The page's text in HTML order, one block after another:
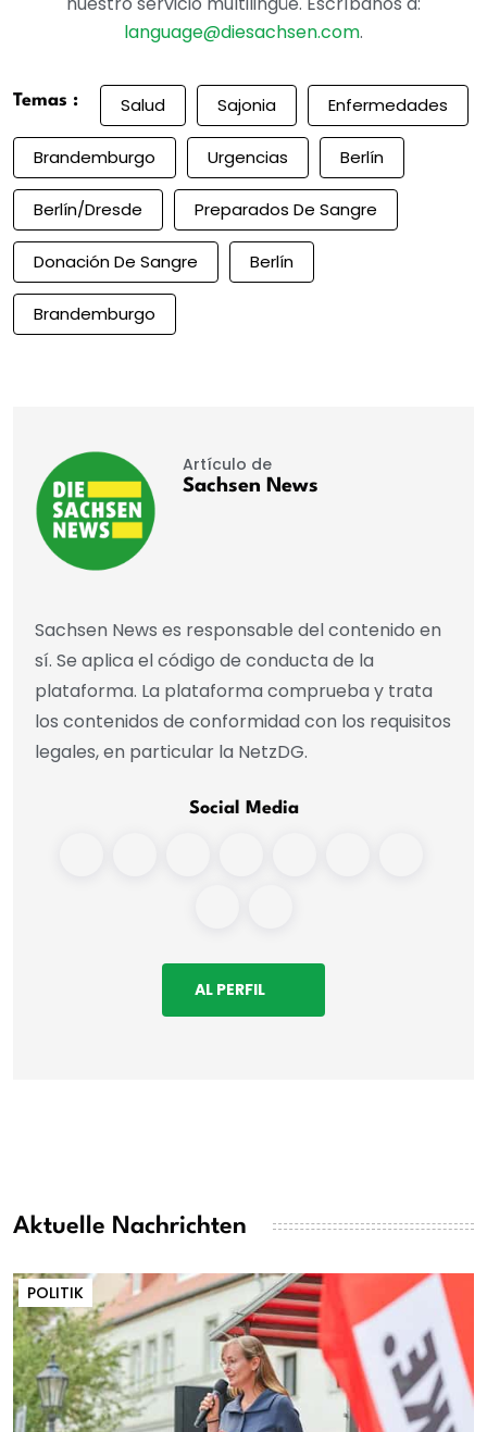
language@diesachsen.com.
Temas : Salud Sajonia Enfermedades
Brandemburgo Urgencias Berlín
Berlín/Dresde Preparados De Sangre
Donación De Sangre Berlín
Brandemburgo
Artículo de
Sachsen News
Sachsen News es responsable del contenido en
sí. Se aplica el código de conducta de la
plataforma. La plataforma comprueba y trata
los contenidos de conformidad con los requisitos
legales, en particular la NetzDG.
Social Media
AL PERFIL
Aktuelle Nachrichten
POLITIK